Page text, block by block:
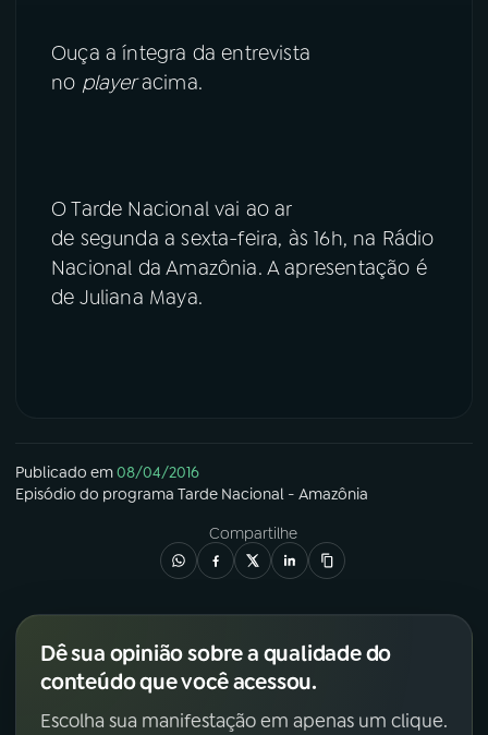
Ouça a íntegra da entrevista
no playeracima.
O Tarde Nacional vai ao ar
de segunda a sexta-feira, às 16h, na Rádio
Nacional da Amazônia. A apresentação é
de Juliana Maya.
Publicado em08/04/2016
Episódio do programa Tarde Nacional - Amazônia
Compartilhe
Dê sua opinião sobre a qualidade do
conteúdo que você acessou.
Escolha sua manifestação em apenas um clique.